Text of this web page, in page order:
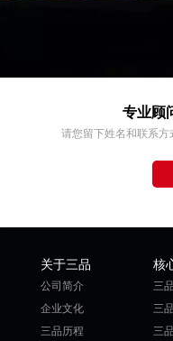
专业顾
请您留下姓名和联系
关于三品
公司简介
企业文化
三品历程
核
三
三
三